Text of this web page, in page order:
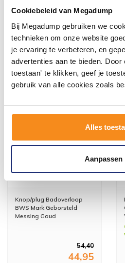
Cookiebeleid van Megadump
Bij Megadump gebruiken we
technieken om onze website
je ervaring te verbeteren, en
advertenties aan te bieden. Door
toestaan' te klikken, geef je
gebruik van alle cookies zoals
Alles
Aanpassen
53,30
44,05
Meer info
Knop/plug Badoverloop
BWS Mark Geborsteld
Messing Goud
54,40
44,95